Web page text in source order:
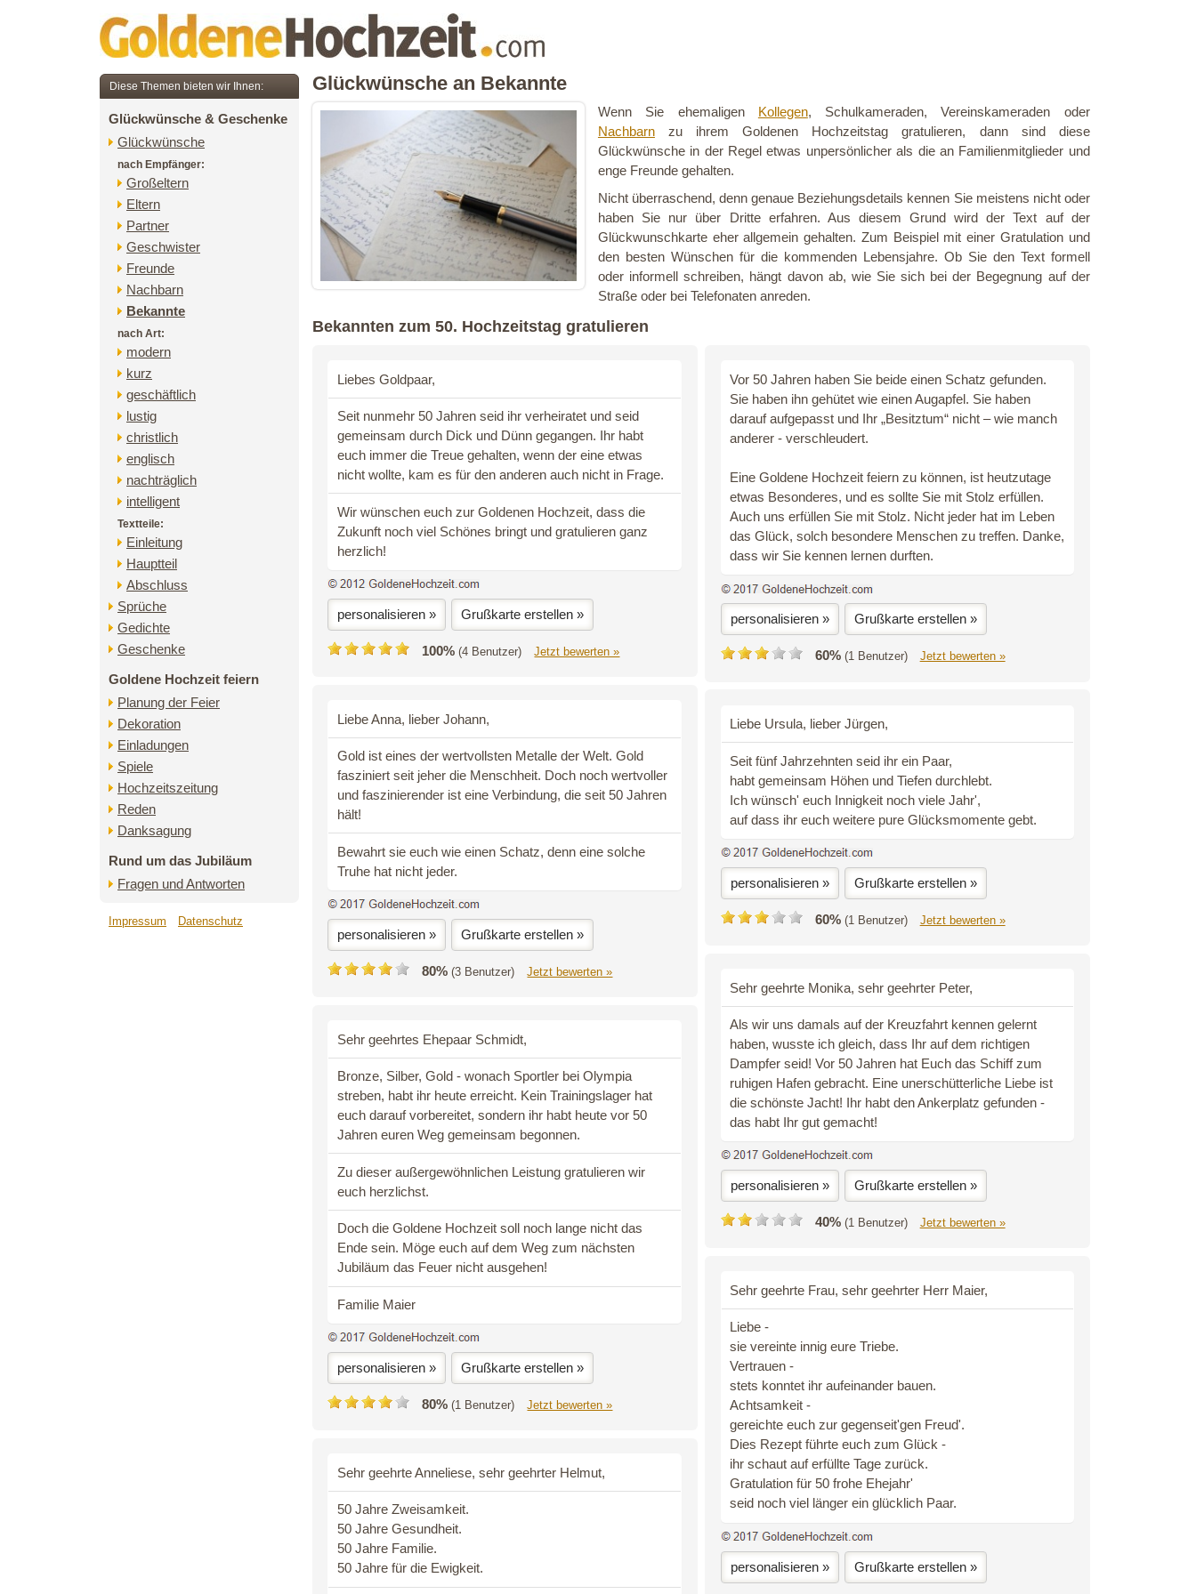
Diese Themen bieten wir Ihnen:
Glückwünsche & Geschenke
Glückwünsche
nach Empfänger:
Großeltern
Eltern
Partner
Geschwister
Freunde
Nachbarn
Bekannte
nach Art:
modern
kurz
geschäftlich
lustig
christlich
englisch
nachträglich
intelligent
Textteile:
Einleitung
Hauptteil
Abschluss
Sprüche
Gedichte
Geschenke
Goldene Hochzeit feiern
Planung der Feier
Dekoration
Einladungen
Spiele
Hochzeitszeitung
Reden
Danksagung
Rund um das Jubiläum
Fragen und Antworten
Impressum Datenschutz
Glückwünsche an Bekannte
Wenn Sie ehemaligen Kollegen, Schulkameraden, Vereinskameraden oder
Nachbarnzu ihrem Goldenen Hochzeitstag gratulieren, dann sind diese
Glückwünsche in der Regel etwas unpersönlicher als die an Familienmitglieder und
enge Freunde gehalten.
Nicht überraschend, denn genaue Beziehungsdetails kennen Sie meistens nicht oder
haben Sie nur über Dritte erfahren. Aus diesem Grund wird der Text auf der
Glückwunschkarte eher allgemein gehalten. Zum Beispiel mit einer Gratulation und
den besten Wünschen für die kommenden Lebensjahre. Ob Sie den Text formell
oder informell schreiben, hängt davon ab, wie Sie sich bei der Begegnung auf der
Straße oder bei Telefonaten anreden.
Bekannten zum 50. Hochzeitstag gratulieren
Liebes Goldpaar,
Seit nunmehr 50 Jahren seid ihr verheiratet und seid
gemeinsam durch Dick und Dünn gegangen. Ihr habt
euch immer die Treue gehalten, wenn der eine etwas
nicht wollte, kam es für den anderen auch nicht in Frage.
Wir wünschen euch zur Goldenen Hochzeit, dass die
Zukunft noch viel Schönes bringt und gratulieren ganz
herzlich!
personalisieren » Grußkarte erstellen »
100% (4 Benutzer) Jetzt bewerten »
Liebe Anna, lieber Johann,
Gold ist eines der wertvollsten Metalle der Welt. Gold
fasziniert seit jeher die Menschheit. Doch noch wertvoller
und faszinierender ist eine Verbindung, die seit 50 Jahren
hält!
Bewahrt sie euch wie einen Schatz, denn eine solche
Truhe hat nicht jeder.
personalisieren » Grußkarte erstellen »
80% (3 Benutzer) Jetzt bewerten »
Sehr geehrtes Ehepaar Schmidt,
Bronze, Silber, Gold - wonach Sportler bei Olympia
streben, habt ihr heute erreicht. Kein Trainingslager hat
euch darauf vorbereitet, sondern ihr habt heute vor 50
Jahren euren Weg gemeinsam begonnen.
Zu dieser außergewöhnlichen Leistung gratulieren wir
euch herzlichst.
Doch die Goldene Hochzeit soll noch lange nicht das
Ende sein. Möge euch auf dem Weg zum nächsten
Jubiläum das Feuer nicht ausgehen!
Familie Maier
personalisieren » Grußkarte erstellen »
80% (1 Benutzer) Jetzt bewerten »
Sehr geehrte Anneliese, sehr geehrter Helmut,
50 Jahre Zweisamkeit.
50 Jahre Gesundheit.
50 Jahre Familie.
50 Jahre für die Ewigkeit.
Vor 50 Jahren haben Sie beide einen Schatz gefunden.
Sie haben ihn gehütet wie einen Augapfel. Sie haben
darauf aufgepasst und Ihr „Besitztum“ nicht – wie manch
anderer - verschleudert.
Eine Goldene Hochzeit feiern zu können, ist heutzutage
etwas Besonderes, und es sollte Sie mit Stolz erfüllen.
Auch uns erfüllen Sie mit Stolz. Nicht jeder hat im Leben
das Glück, solch besondere Menschen zu treffen. Danke,
dass wir Sie kennen lernen durften.
personalisieren » Grußkarte erstellen »
60% (1 Benutzer) Jetzt bewerten »
Liebe Ursula, lieber Jürgen,
Seit fünf Jahrzehnten seid ihr ein Paar,
habt gemeinsam Höhen und Tiefen durchlebt.
Ich wünsch' euch Innigkeit noch viele Jahr',
auf dass ihr euch weitere pure Glücksmomente gebt.
personalisieren » Grußkarte erstellen »
60% (1 Benutzer) Jetzt bewerten »
Sehr geehrte Monika, sehr geehrter Peter,
Als wir uns damals auf der Kreuzfahrt kennen gelernt
haben, wusste ich gleich, dass Ihr auf dem richtigen
Dampfer seid! Vor 50 Jahren hat Euch das Schiff zum
ruhigen Hafen gebracht. Eine unerschütterliche Liebe ist
die schönste Jacht! Ihr habt den Ankerplatz gefunden -
das habt Ihr gut gemacht!
personalisieren » Grußkarte erstellen »
40% (1 Benutzer) Jetzt bewerten »
Sehr geehrte Frau, sehr geehrter Herr Maier,
Liebe -
sie vereinte innig eure Triebe.
Vertrauen -
stets konntet ihr aufeinander bauen.
Achtsamkeit -
gereichte euch zur gegenseit'gen Freud'.
Dies Rezept führte euch zum Glück -
ihr schaut auf erfüllte Tage zurück.
Gratulation für 50 frohe Ehejahr'
seid noch viel länger ein glücklich Paar.
personalisieren » Grußkarte erstellen »